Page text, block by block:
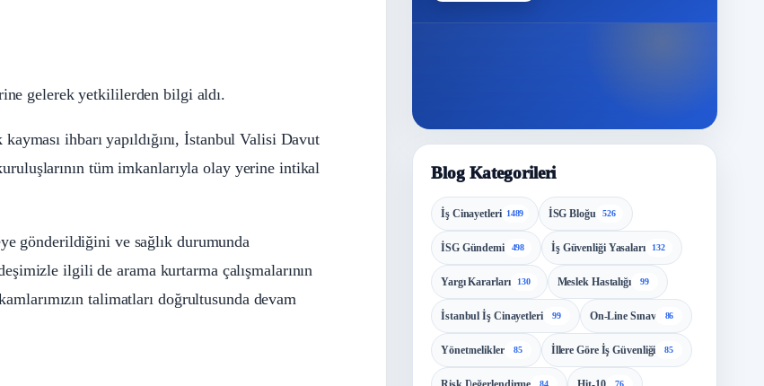
gelerek yetkililerden bilgi aldı.
ihbarı yapıldığını, İstanbul Valisi Davut
tüm imkanlarıyla olay yerine intikal
gönderildiğini ve sağlık durumunda
ilgili de arama kurtarma çalışmalarının
talimatları doğrultusunda devam
Blog Kategorileri
İş Cinayetleri 1489 İSG Bloğu 526
İSG Gündemi 498 İş Güvenliği Yasaları 132
Yargı Kararları 130 Meslek Hastalığı 99
İstanbul İş Cinayetleri 99 On-Line Sınav 86
Yönetmelikler 85 İllere Göre İş Güvenliği 85
84 76